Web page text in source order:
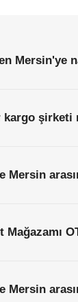
Mersin'ye
kargo şirketi
Mersin
Mağazamı
Mersin